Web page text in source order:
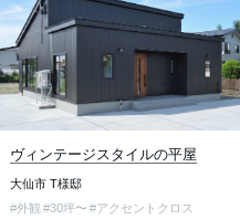
ヴィンテージスタイルの平屋
大仙市 T様邸
#外観 #30坪〜 #アクセントクロス